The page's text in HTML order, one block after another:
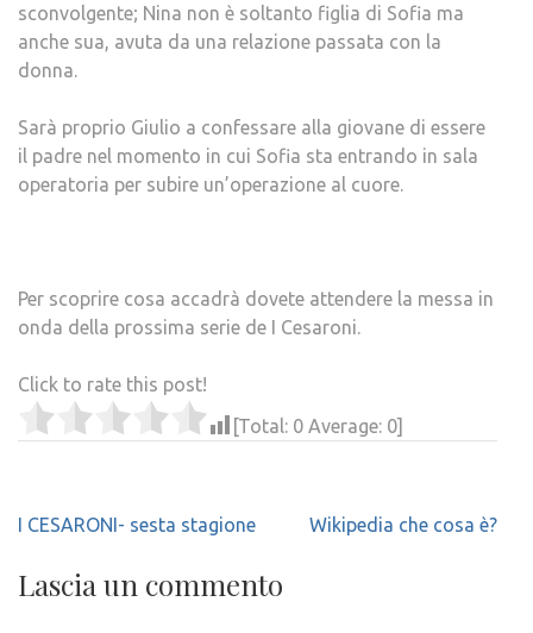
sconvolgente; Nina non è soltanto figlia di Sofia ma
anche sua, avuta da una relazione passata con la
donna.
Sarà proprio Giulio a confessare alla giovane di essere
il padre nel momento in cui Sofia sta entrando in sala
operatoria per subire un’operazione al cuore.
Per scoprire cosa accadrà dovete attendere la messa in
onda della prossima serie de I Cesaroni.
Click to rate this post!
[Total: 0 Average: 0]
Navigazione
I CESARONI- sesta stagione Wikipedia che cosa è?
Lascia un commento